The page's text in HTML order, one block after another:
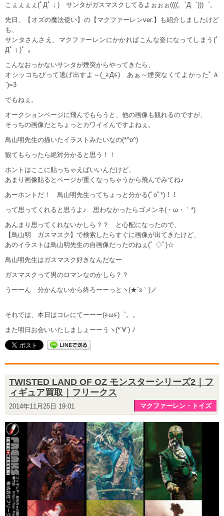
こぇぇぇぇ(ﾟДﾟ；) サンタがガスマスクしてるよぉぉぉ((((;゜Д゜)))゜。
先日、【オズの魔法使い】の【マクファーレンver.】も紹介しましたけど
も、
サンタさんさえ、マクファーレンにかかればこんな姿になってしまう(ﾟ
Дﾟ；)゜。
こんなおっかないサンタが煙突からやってきたら、
オシッコちびって逃げ出すよ～(_≧Д≦) あぁ～煙突なくてよかったﾟＡ
`)=3
でもねぇ。
オークションページに飛んでもらうと、他の画像も観れるのですが、
そっちの画像だとちょっとカワイイんですよねぇ。
鳥山明先生の描いたイラストみたいなの(*^o^)
観てもらったら絶対分かると思う！！
ホントはここに貼っちゃえばいいんだけど、
あまり画像貼るとページが重くなっちゃうから飛んでみてね♪
あーホントだ！ 鳥山明先生ってちょっと分かる(ﾟoﾟ*)！！
って思ってくれると思うよ♪ 思わなかったらゴメンネ(・ω・｀*)
あんまり思ってくれないかしら？？ と心配になったので、
【鳥山明 ガスマスク】で検索したらすぐに画像が出てきたけど、
あのイラストは鳥山明先生の自画像だったのねぇ(ﾟ ◇ﾟ)☆
鳥山明先生はガスマスク好きなんだなー
ガスマスクって男のロマンなのかしら？？
うーーん 分かんないから終ろーーっとヽ(★´з｀)ノ
それでは、本日はコレにてーーー(≧ω≦)゜。。
また明日お会いいたしましょーーうヽ(*´∀`) ﾉ
TWISTED LAND OF OZ モンスターシリーズ2｜フ
ィギュア買取｜フリークス
2014年11月25日 19:01 マクファーレン・トイズ